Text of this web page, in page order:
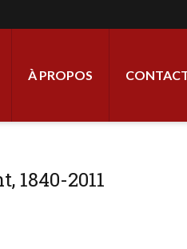
À PROPOS
1840-2011